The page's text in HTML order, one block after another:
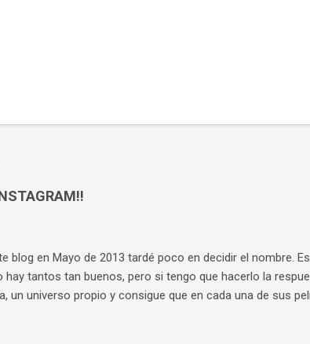
blog en Mayo de 2013 tardé poco en decidir el nombre.
tantos tan buenos, pero si tengo que hacerlo la
un universo propio y consigue que en cada una de sus
hasta el final. Es el director cuya obra he visto y vuelto a